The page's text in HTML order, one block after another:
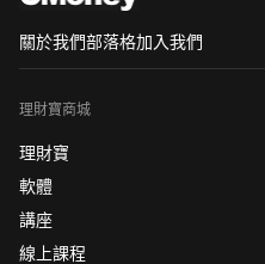
關於我們部落格加入我們
理財寶商城
理財寶
軟體
講座
線上課程